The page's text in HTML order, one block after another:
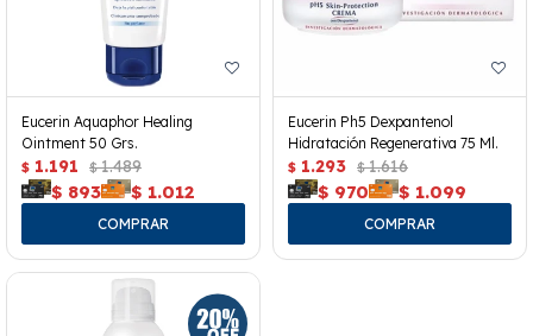
Eucerin Aquaphor Healing
Ointment 50 Grs.
$ 1.191 $ 1.489
$ 893 $ 1.012
Eucerin Ph5 Dexpantenol
Hidratación Regenerativa 75 Ml.
$ 1.293 $ 1.616
$ 970 $ 1.099